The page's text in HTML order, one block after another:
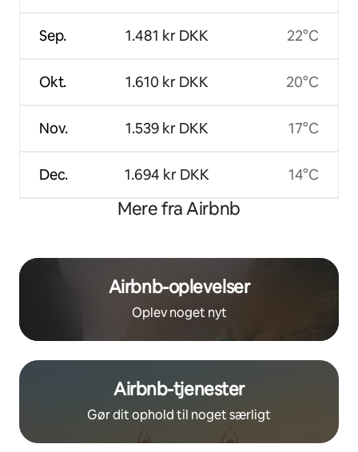
Sep.
Okt.
Nov.
Dec.
1.481 kr DKK
1.610 kr DKK
1.539 kr DKK
1.694 kr DKK
22°C
20°C
17°C
14°C
Mere fra Airbnb
Airbnb-oplevelser
Oplev noget nyt
Airbnb-tjenester
Gør dit ophold til noget særligt